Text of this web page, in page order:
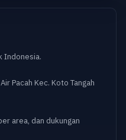
Indonesia.
Pacah Kec. Koto Tangah
area, dan dukungan